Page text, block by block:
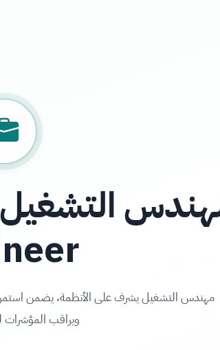
مهندس التشغيل يشرف على الأنظمة، يضمن
ويراقب المؤشرات